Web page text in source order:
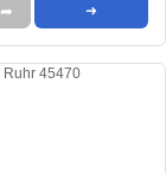
➦ ➜